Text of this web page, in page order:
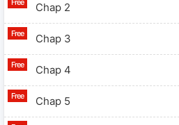
Chap 2
Chap 3
Chap 4
Chap 5